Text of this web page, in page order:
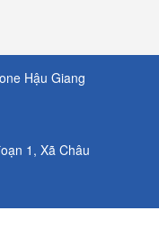
Hậu Giang
1, Xã Châu